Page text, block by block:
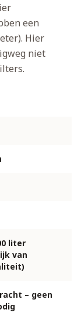
een
Hier
niet
liter
van
– geen